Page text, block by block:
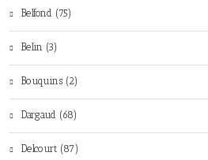
Belfond (75)
Belin (3)
Bouquins (2)
Dargaud (68)
Delcourt (87)